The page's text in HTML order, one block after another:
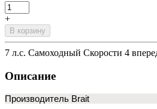
+
В корзину
7 л.с. Самоходный Скорости 4
Описание
Производитель Brait